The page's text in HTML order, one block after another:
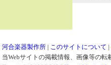
河合楽器製作所 | このサイトについて |
当Webサイトの掲載情報、画像等の転